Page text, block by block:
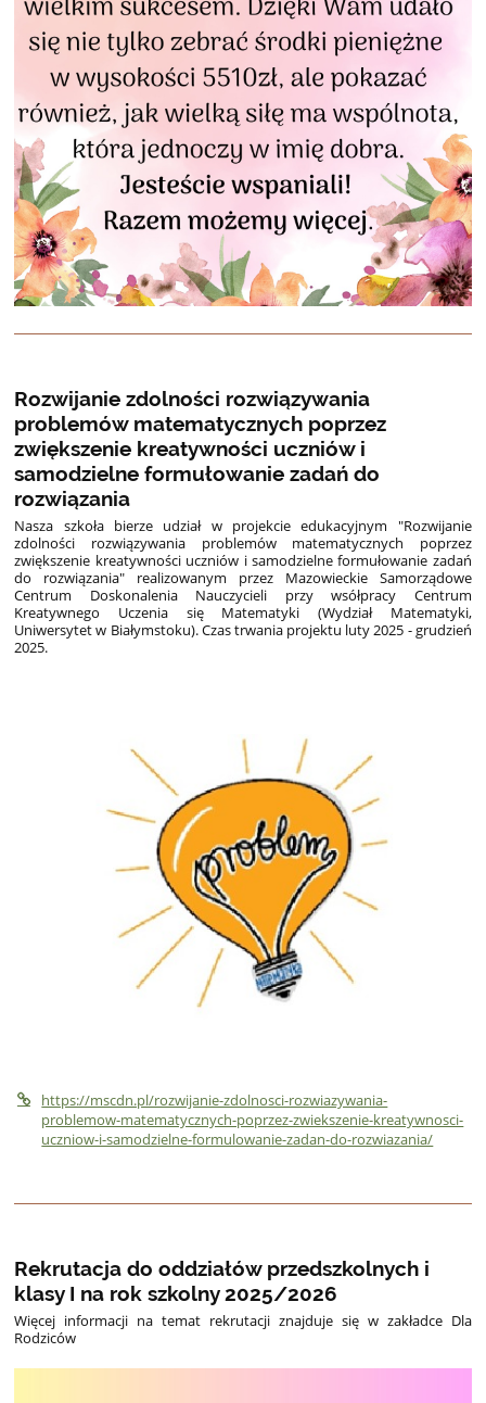
Rozwijanie zdolności rozwiązywania
problemów matematycznych poprzez
zwiększenie kreatywności uczniów i
samodzielne formułowanie zadań do
rozwiązania
Nasza szkoła bierze udział w projekcie edukacyjnym "Rozwijanie
zdolności rozwiązywania problemów matematycznych poprzez
zwiększenie kreatywności uczniów i samodzielne formułowanie zadań
do rozwiązania" realizowanym przez Mazowieckie Samorządowe
Centrum Doskonalenia Nauczycieli przy wsółpracy Centrum
Kreatywnego Uczenia się Matematyki (Wydział Matematyki,
Uniwersytet w Białymstoku). Czas trwania projektu luty 2025 - grudzień
2025.
https://mscdn.pl/rozwijanie-zdolnosci-rozwiazywania-
problemow-matematycznych-poprzez-zwiekszenie-kreatywnosci-
uczniow-i-samodzielne-formulowanie-zadan-do-rozwiazania/
Rekrutacja do oddziałów przedszkolnych i
klasy I na rok szkolny 2025/2026
Więcej informacji na temat rekrutacji znajduje się w zakładce Dla
Rodziców